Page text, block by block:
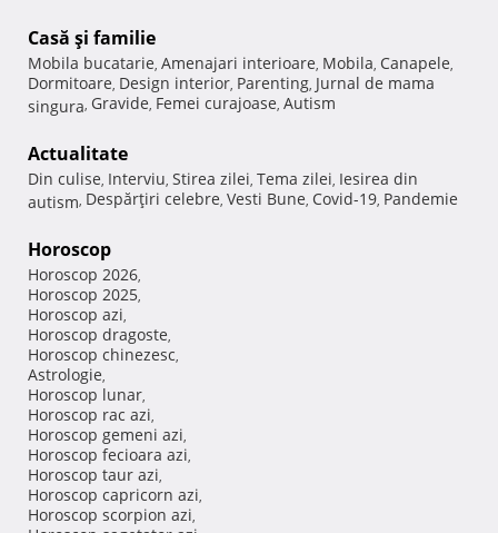
Casă şi familie
Mobila bucatarie, Amenajari interioare, Mobila, Canapele,
Dormitoare, Design interior, Parenting, Jurnal de mama
singura, Gravide, Femei curajoase, Autism
Actualitate
Din culise, Interviu, Stirea zilei, Tema zilei, Iesirea din
autism, Despărţiri celebre, Vesti Bune, Covid-19, Pandemie
Horoscop
Horoscop 2026,
Horoscop 2025,
Horoscop azi,
Horoscop dragoste,
Horoscop chinezesc,
Astrologie,
Horoscop lunar,
Horoscop rac azi,
Horoscop gemeni azi,
Horoscop fecioara azi,
Horoscop taur azi,
Horoscop capricorn azi,
Horoscop scorpion azi,